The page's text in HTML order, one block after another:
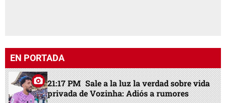
EN PORTADA
21:17 PM Sale a la luz la verdad sobre vida
privada de Vozinha: Adiós a rumores